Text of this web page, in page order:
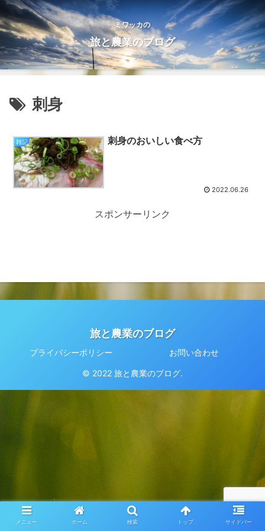
ミワッカの
旅と農業のブログ
刺身
雑記 刺身のおいしい食べ方
2022.06.26
スポンサーリンク
旅と農業のブログ
プライバシーポリシー お問い合わせ
© 2022 旅と農業のブログ.
メニュー ホーム 検索 トップ サイドバー